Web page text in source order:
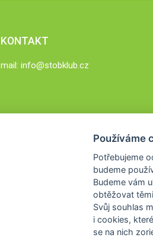
KONTAKT
mail: info@stobklub.cz
Používáme
Potřebujeme
budeme
Budeme vám
obtěžovat
Svůj souhlas
i cookies,
se na nich